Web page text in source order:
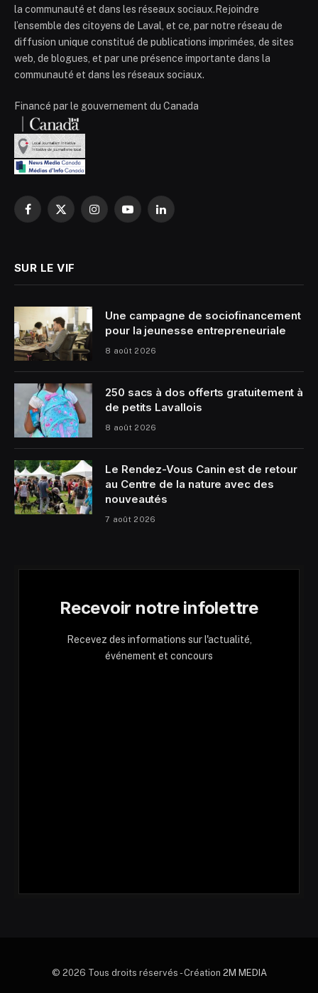
la communauté et dans les réseaux sociaux.Rejoindre
l’ensemble des citoyens de Laval, et ce, par notre réseau de
diffusion unique constitué de publications imprimées, de sites
web, de blogues, et par une présence importante dans la
communauté et dans les réseaux sociaux.
Financé par le gouvernement du Canada
Facebook
X
InstagramYouTubeLinkedIn
SUR LE VIF
Une campagne de sociofinancement
pour la jeunesse entrepreneuriale
8 août 2026
250 sacs à dos offerts gratuitement à
de petits Lavallois
8 août 2026
Le Rendez-Vous Canin est de retour
au Centre de la nature avec des
nouveautés
7 août 2026
Recevoir notre infolettre
Recevez des informations sur l'actualité,
événement et concours
© 2026 Tous droits réservés - Création 2M MEDIA